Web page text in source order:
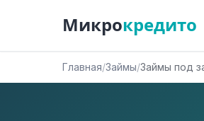
Микрокредито
Главная/Займы/Займы под